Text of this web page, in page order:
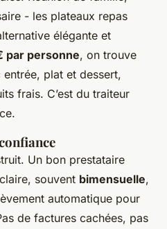
- les plateaux repas
élégante et
par personne, on trouve
plat et dessert,
frais. C’est du traiteur
Un bon prestataire
souvent bimensuelle,
automatique pour
de factures cachées, pas